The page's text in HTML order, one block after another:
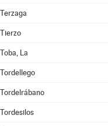
Terzaga
Tierzo
Toba, La
Tordellego
Tordelrábano
Tordesilos